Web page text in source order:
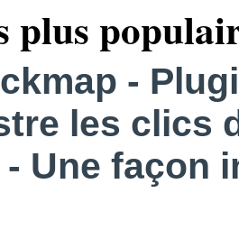
plus
-
les clics
- Une façon